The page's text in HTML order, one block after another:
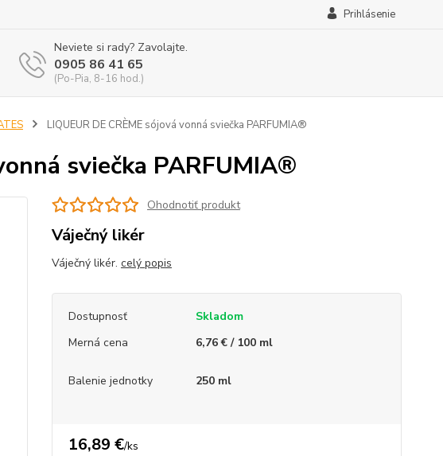
Prihlásenie
Neviete si rady? Zavolajte.
0905 86 41 65
(Po-Pia, 8-16 hod.)
LIQUEUR DE CRÈME sójová vonná sviečka PARFUMIA®
sviečka PARFUMIA®
Ohodnotiť produkt
Váječný likér
Váječný likér. celý popis
Dostupnosť
Skladom
Merná cena
6,76 € / 100 ml
Balenie jednotky 250 ml
16,89 €/ks